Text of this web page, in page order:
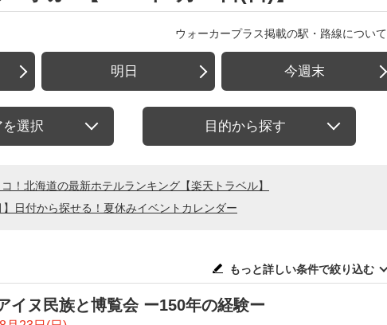
ウォーカープラス掲載の駅・路線について
明日 今週末
選択 目的から探す
！北海道の最新ホテルランキング【楽天トラベル】
】日付から探せる！夏休みイベントカレンダー
もっと詳しい条件で絞り込む
イヌ民族と博覧会 ー150年の経験ー